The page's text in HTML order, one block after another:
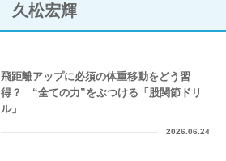
久松宏輝
飛距離アップに必須の体重移動をどう習
得？ “全ての力”をぶつける「股関節ドリ
ル」
2026.06.24